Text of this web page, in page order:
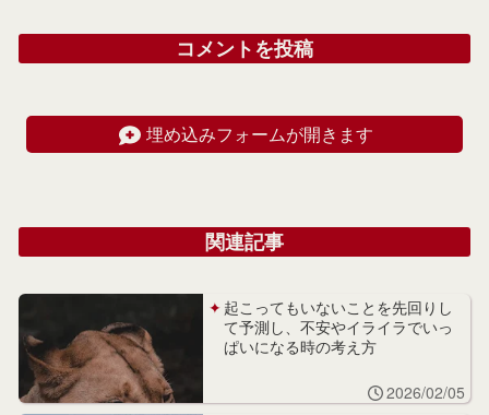
コメントを投稿
埋め込みフォームが開きます
関連記事
起こってもいないことを先回りし
て予測し、不安やイライラでいっ
ぱいになる時の考え方
2026/02/05